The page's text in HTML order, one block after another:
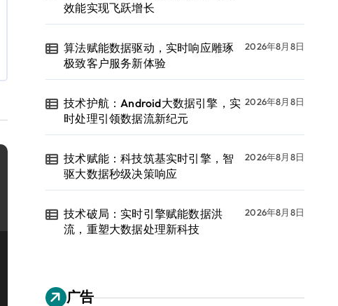
效能实现飞跃增长
算法赋能数据驱动，实时响应雕琢
极致客户服务新体验
2026年8月8日
技术护航：Android大数据引擎，实
时处理引领数据流新纪元
2026年8月8日
技术赋能：科技筑基实时引擎，智
驱大数据秒级决策响应
2026年8月8日
技术破局：实时引擎赋能数据洪
流，重塑大数据处理新科技
2026年8月8日
广告